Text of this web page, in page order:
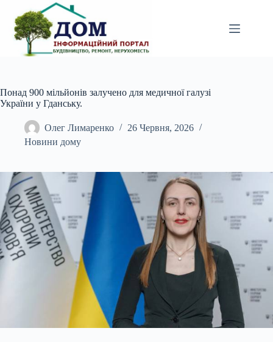
вмісту
Понад 900 мільйонів залучено для медичної галузі
України у Гданську.
Олег Лимаренко
26 Червня, 2026
Новини дому